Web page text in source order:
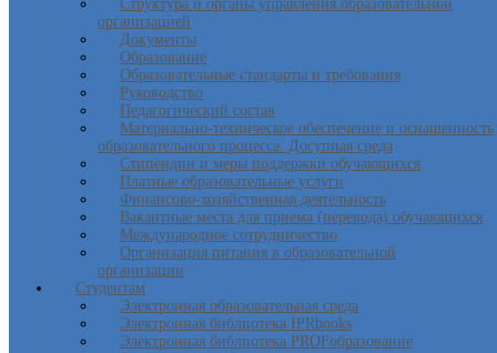
Структура и органы управления образовательной
организацией
Документы
Образование
Образовательные стандарты и требования
Руководство
Педагогический состав
Материально-техническое обеспечение и оснащенность
образовательного процесса. Досупная среда
Стипендии и меры поддержки обучающихся
Платные образовательные услуги
Финансово-хозяйственная деятельность
Вакантные места для приема (перевода) обучающихся
Международное сотрудничество
Организация питания в образовательной
организации
Студентам
Электронная образовательная среда
Электронная библиотека IPRbooks
Электронная библиотека PROFобразование